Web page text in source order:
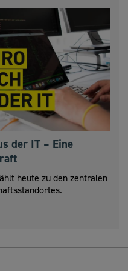
der IT – Eine
heute zu den zentralen